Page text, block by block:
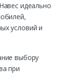
идеально
условий и
выбору
при